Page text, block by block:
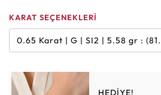
KARAT SEÇENEKLERİ
0.65 Karat | G | SI2 | 5.58 gr :
HEDİYE!